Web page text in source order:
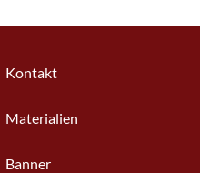
Kontakt
Materialien
Banner